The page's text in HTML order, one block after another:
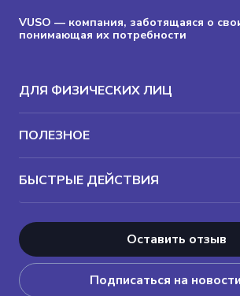
VUSO — компания, заботящаяся о
понимающая их потребности
ДЛЯ ФИЗИЧЕСКИХ ЛИЦ
ПОЛЕЗНОЕ
БЫСТРЫЕ ДЕЙСТВИЯ
Оставить отзыв
Подписаться на новости